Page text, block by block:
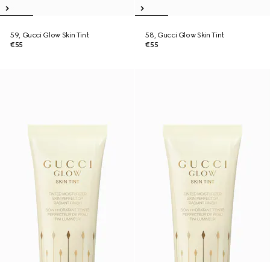
59, Gucci Glow Skin Tint
€55
58, Gucci Glow Skin Tint
€55